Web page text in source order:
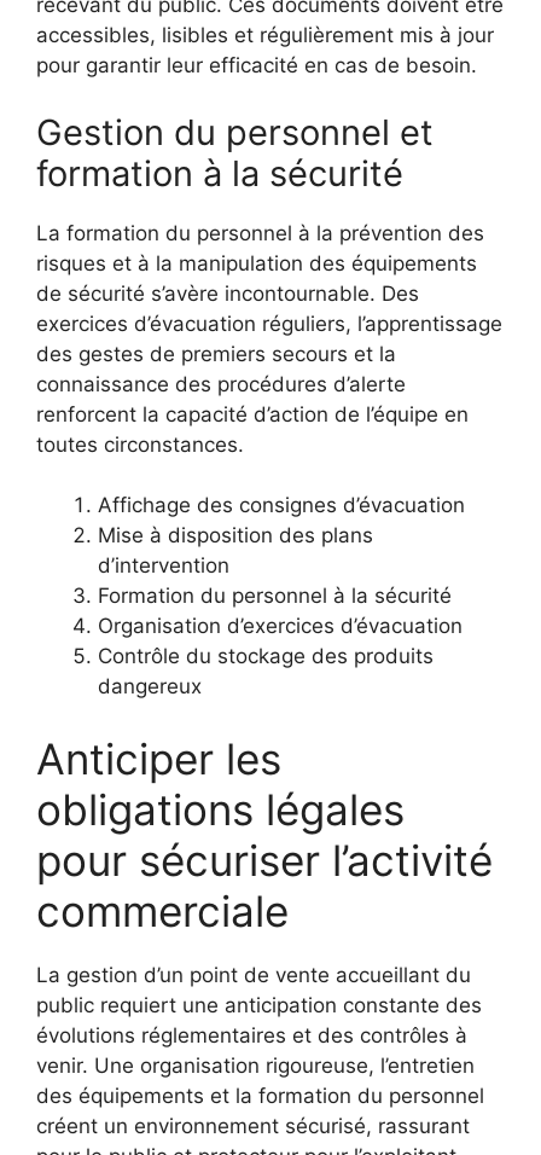
recevant du public. Ces documents doivent être
accessibles, lisibles et régulièrement mis à jour
pour garantir leur efficacité en cas de besoin.
Gestion du personnel et
formation à la sécurité
La formation du personnel à la prévention des
risques et à la manipulation des équipements
de sécurité s’avère incontournable. Des
exercices d’évacuation réguliers, l’apprentissage
des gestes de premiers secours et la
connaissance des procédures d’alerte
renforcent la capacité d’action de l’équipe en
toutes circonstances.
Affichage des consignes d’évacuation
Mise à disposition des plans
d’intervention
Formation du personnel à la sécurité
Organisation d’exercices d’évacuation
Contrôle du stockage des produits
dangereux
Anticiper les
obligations légales
pour sécuriser l’activité
commerciale
La gestion d’un point de vente accueillant du
public requiert une anticipation constante des
évolutions réglementaires et des contrôles à
venir. Une organisation rigoureuse, l’entretien
des équipements et la formation du personnel
créent un environnement sécurisé, rassurant